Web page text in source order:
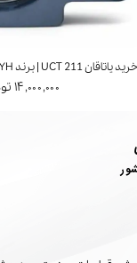
خرید یاتاقان UCT 211 | برند FYH ژاپن | استعلام قیمت
۱۴,۰۰۰,۰۰۰ تومان